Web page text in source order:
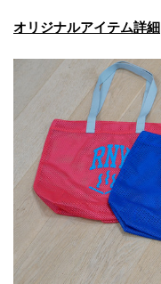
オリジナルアイテム詳細